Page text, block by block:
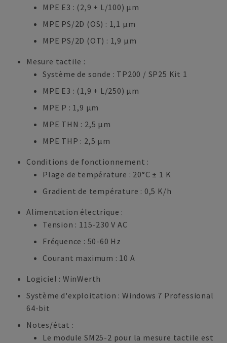
MPE E3 : (2,9 + L/100) µm
MPE PS/2D (OS) : 1,1 µm
MPE PS/2D (OT) : 1,9 µm
Mesure tactile :
Système de sonde : TP200 / SP25 Kit 1
MPE E3 : (1,9 + L/250) µm
MPE P : 1,9 µm
MPE THN : 2,5 µm
MPE THP : 2,5 µm
Conditions de fonctionnement :
Plage de température : 20°C ± 1 K
Gradient de température : 0,5 K/h
Alimentation électrique :
Tension : 115-230 V AC
Fréquence : 50-60 Hz
Courant maximum : 10 A
Logiciel : WinWerth
Système d'exploitation : Windows 7 Professional
64-bit
Notes/état :
Le module SM25-2 pour la mesure tactile est